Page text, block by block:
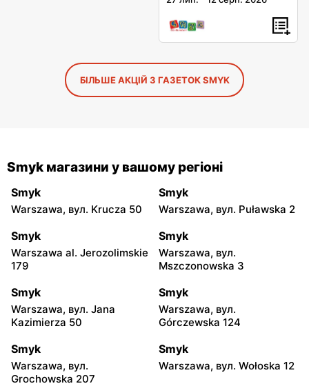
БІЛЬШЕ АКЦІЙ З ГАЗЕТОК SMYK
Smyk магазини у вашому регіоні
Smyk
Warszawa, вул. Krucza 50
Smyk
Warszawa, вул. Puławska 2
Smyk
Warszawa al. Jerozolimskie
179
Smyk
Warszawa, вул.
Mszczonowska 3
Smyk
Warszawa, вул. Jana
Kazimierza 50
Smyk
Warszawa, вул.
Górczewska 124
Smyk
Warszawa, вул.
Grochowska 207
Smyk
Warszawa, вул. Wołoska 12